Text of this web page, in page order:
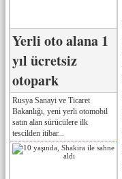
Yerli oto alana 1
yıl ücretsiz
otopark
Rusya Sanayi ve Ticaret
Bakanlığı, yeni yerli otomobil
satın alan sürücülere ilk
tescilden itibar...